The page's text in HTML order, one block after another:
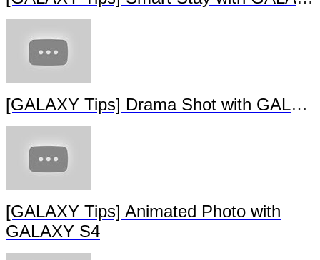
[GALAXY Tips] Drama Shot with GALAXY S4
[GALAXY Tips] Animated Photo with
GALAXY S4